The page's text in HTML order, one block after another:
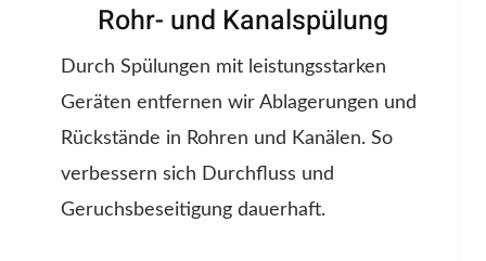
Rohr- und Kanalspülung
Durch Spülungen mit leistungsstarken
Geräten entfernen wir Ablagerungen und
Rückstände in Rohren und Kanälen. So
verbessern sich Durchfluss und
Geruchsbeseitigung dauerhaft.